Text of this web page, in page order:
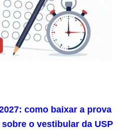
como baixar a prova
o vestibular da USP